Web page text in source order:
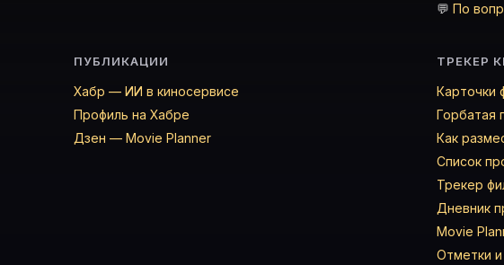
💬 По
ПУБЛИКАЦИИ
Хабр — ИИ в киносервисе
Профиль на Хабре
Дзен — Movie Planner
ТРЕКЕР
Карточки
Горбатая
Как
Список
Трекер
Дневник
Movie
Отметки